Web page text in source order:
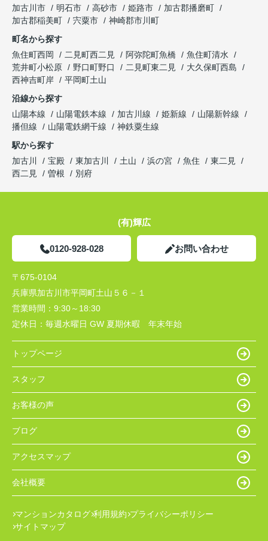
加古川市
明石市 高砂市 姫路市
加古郡播磨町
加古郡稲美町
宍粟市
神崎郡市川町
町名から探す
魚住町西岡
二見町西二見 阿弥陀町魚橋
魚住町清水
荒井町小松原
野口町野口 二見町東二見
大久保町西島
西神吉町岸
平岡町土山
沿線から探す
山陽本線
山陽電鉄本線 加古川線 姫新線
山陽新幹線
播但線
山陽電鉄網干線
神鉄粟生線
駅から探す
加古川
宝殿 東加古川 土山 浜の宮 魚住
東二見
西二見
曽根 別府
(有)輝広
0120-928-028 お問い合わせ
〒675-0104
兵庫県加古川市平岡町土山５６－１
営業時間： 9:30～18:30
定休日： 毎週水曜日 GW 夏期休暇 年末年始
トップページ
スタッフ
お客様の声
ブログ
アクセスマップ
会社概要
マンションカタログ 利用規約 プライバシーポリシー
サイトマップ